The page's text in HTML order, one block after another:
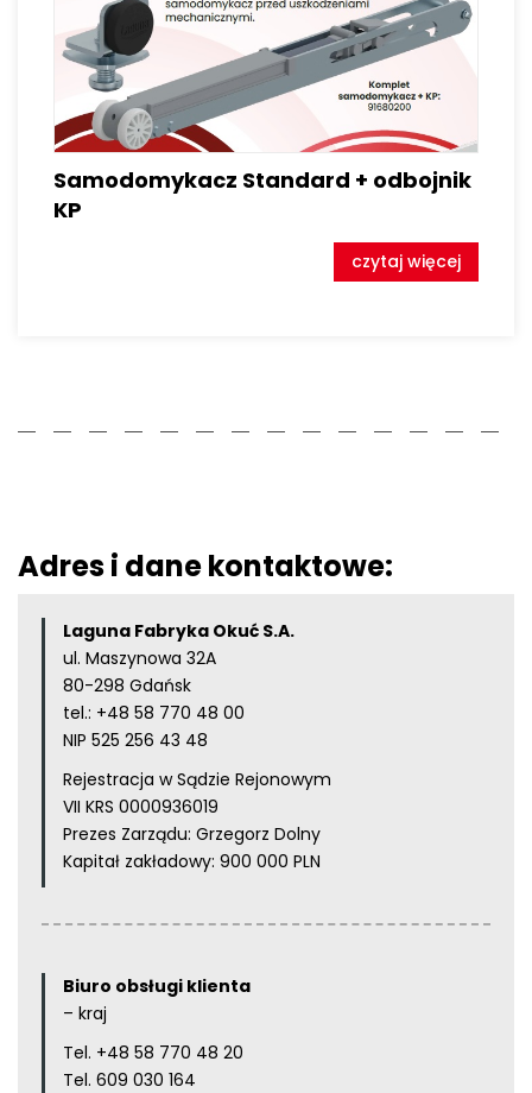
Samodomykacz Standard + odbojnik
KP
czytaj więcej
Adres i dane kontaktowe:
Laguna Fabryka Okuć S.A.
ul. Maszynowa 32A
80-298 Gdańsk
tel.: +48 58 770 48 00
NIP 525 256 43 48
Rejestracja w Sądzie Rejonowym
VII KRS 0000936019
Prezes Zarządu: Grzegorz Dolny
Kapitał zakładowy: 900 000 PLN
Biuro obsługi klienta
– kraj
Tel. +48 58 770 48 20
Tel. 609 030 164